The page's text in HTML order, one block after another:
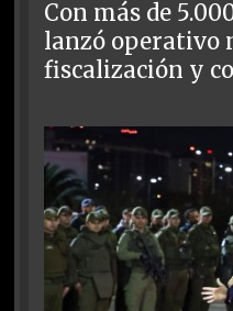
Con más de
lanzó operativo
fiscalización y